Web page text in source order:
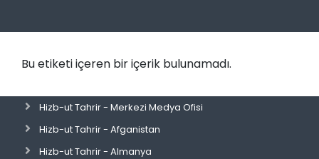
Bu etiketi içeren bir içerik bulunamadı.
Hizb-ut Tahrir - Merkezi Medya Ofisi
Hizb-ut Tahrir - Afganistan
Hizb-ut Tahrir - Almanya